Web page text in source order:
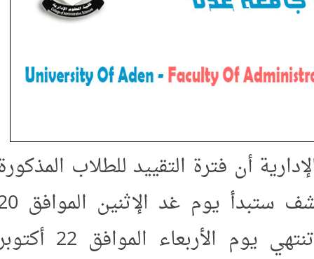
أن فترة التقييد للطلاب المذكورة
أسماءهم في الكشف ستبدأ يوم غد الإثنين الموافق 20
أكتوبر 2025م، وتنتهي يوم الأربعاء الموافق 22 أكتوبر